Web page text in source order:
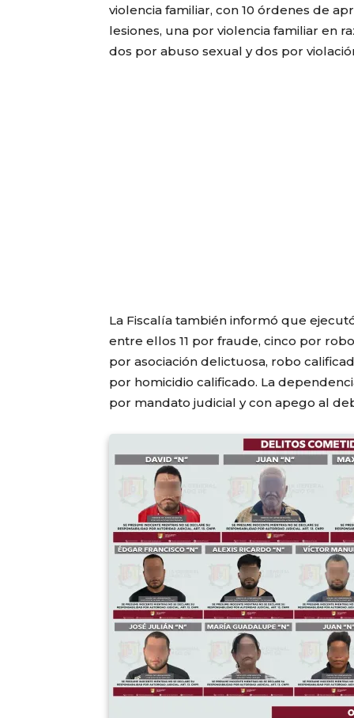
violencia familiar, con 10 órdenes de
lesiones, una por violencia familiar en
dos por abuso sexual y dos por
La Fiscalía también informó que
entre ellos 11 por fraude, cinco por
por asociación delictuosa, robo
por homicidio calificado. La
por mandato judicial y con apego al